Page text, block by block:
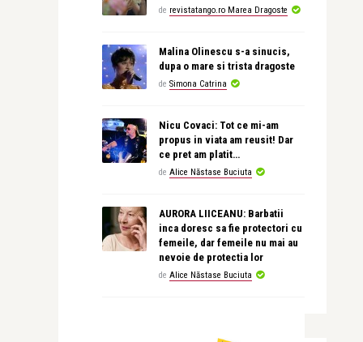
de revistatango.ro Marea Dragoste
Malina Olinescu s-a sinucis,
dupa o mare si trista dragoste
de Simona Catrina
Nicu Covaci: Tot ce mi-am
propus in viata am reusit! Dar
ce pret am platit…
de Alice Năstase Buciuta
AURORA LIICEANU: Barbatii
inca doresc sa fie protectori cu
femeile, dar femeile nu mai au
nevoie de protectia lor
de Alice Năstase Buciuta